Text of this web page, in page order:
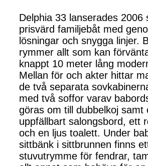
Delphia 33 lanserades 2006
prisvärd familjebåt med
lösningar och snygga linjer.
rymmer allt som kan
knappt 10 meter lång
Mellan för och akter hittar
de två separata
med två soffor varav
göras om till dubbelkoj samt
uppfällbart salongsbord, ett
och en ljus toalett. Under
sittbänk i sittbrunnen finns
stuvutrymme för fendrar,